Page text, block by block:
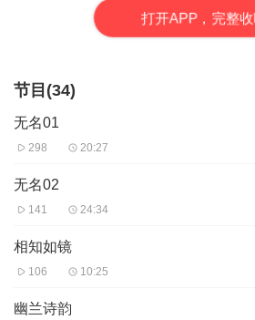
起到慢性病的一个调理恢复辅助作用。
女性有月经不调、阴道松弛、妇科炎症、
状的。
的。
可以加我的微信:2569009885，给你发送
费听公开课，课程详细介绍了关于洗髓功
空床功、固精术、提肛缩肾、PC肌锻炼、
七点半公开课实时直播，开课前我会提前
打开APP，完整收
节目(34)
无名01
298 20:27
无名02
141 24:34
相知如镜
106 10:25
幽兰诗韵